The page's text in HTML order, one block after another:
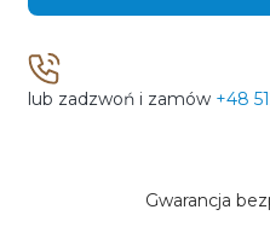
lub zadzwoń i zamów +48
Gwarancja